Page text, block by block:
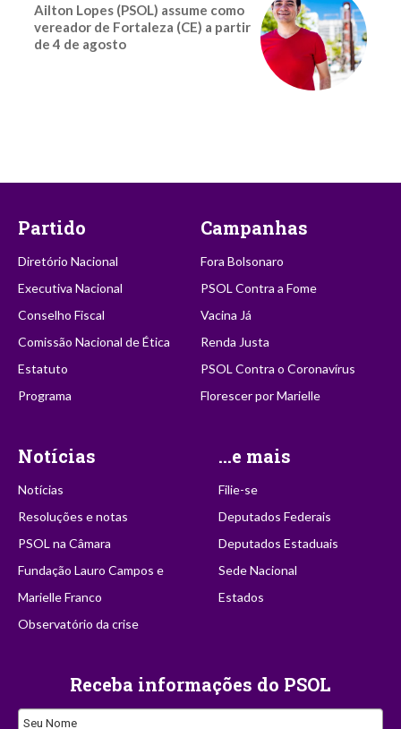
Ailton Lopes (PSOL) assume como
vereador de Fortaleza (CE) a partir
de 4 de agosto
Partido
Diretório Nacional
Executiva Nacional
Conselho Fiscal
Comissão Nacional de Ética
Estatuto
Programa
Campanhas
Fora Bolsonaro
PSOL Contra a Fome
Vacina Já
Renda Justa
PSOL Contra o Coronavírus
Florescer por Marielle
Notícias
Notícias
Resoluções e notas
PSOL na Câmara
Fundação Lauro Campos e
Marielle Franco
Observatório da crise
...e mais
Filie-se
Deputados Federais
Deputados Estaduais
Sede Nacional
Estados
Receba informações do PSOL
Seu Nome